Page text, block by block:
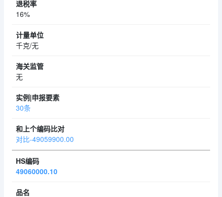
16%
千克/无
无
30条
对比-49059900.00
49060000.10